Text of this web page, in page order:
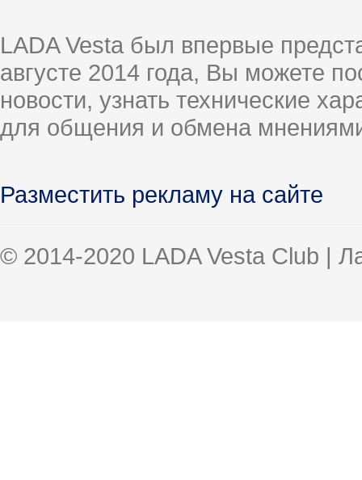
LADA Vesta был впервые
августе 2014 года, Вы можете
новости, узнать технические
для общения и обмена
Разместить рекламу на сайте
© 2014-2020 LADA Vesta Club |